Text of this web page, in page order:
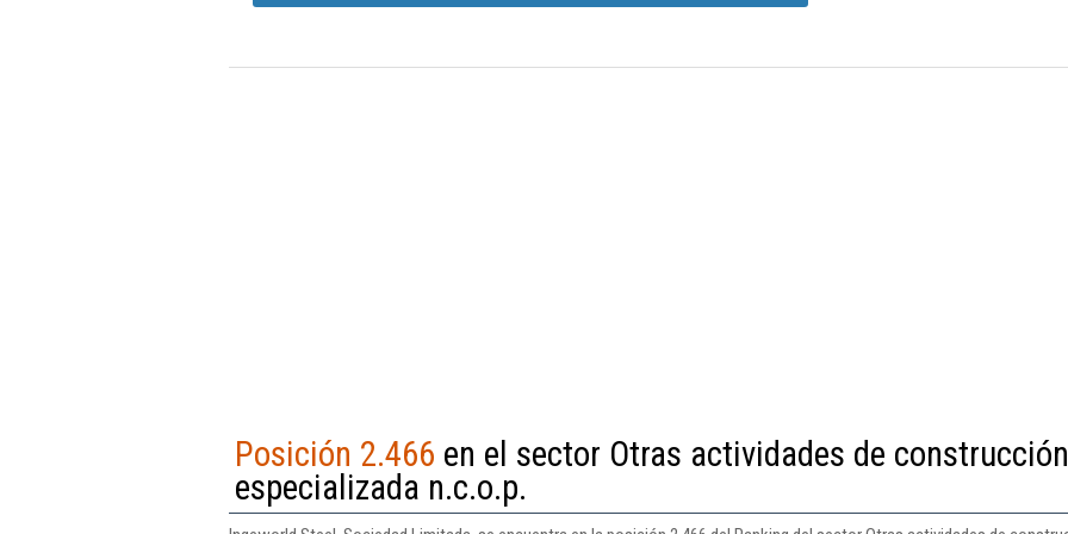
Posición 2.466 en el sector Otras actividades de construcción
especializada n.c.o.p.